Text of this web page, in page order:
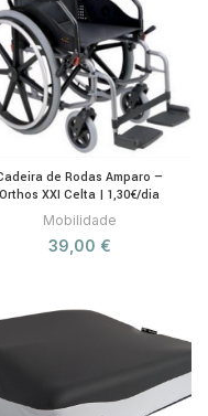
de Rodas Amparo —
Orthos XXI Celta | 1,30€/dia
Mobilidade
39,00 €